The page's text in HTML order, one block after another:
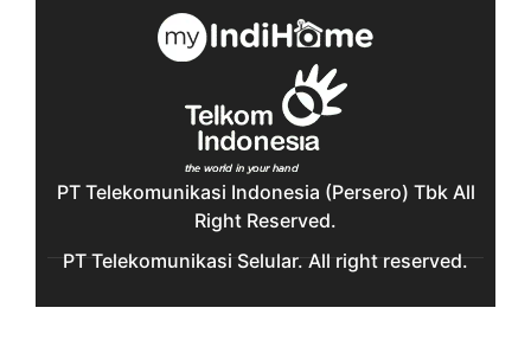
PT Telekomunikasi Indonesia (Persero) Tbk All
Right Reserved.
PT Telekomunikasi Selular. All right reserved.